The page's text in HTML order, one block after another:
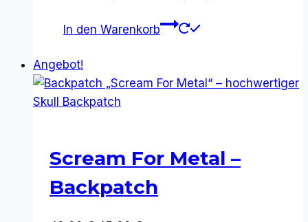
In den Warenkorb
Angebot!
Scream For Metal –
Backpatch